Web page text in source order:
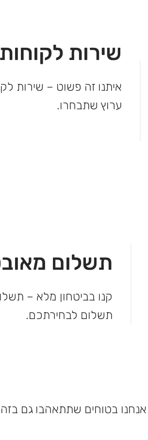
שירות לקוחות
איתנו זה פשוט – שירות
ערוץ שתבחרו.
תשלום
קנו בביטחון מלא –
תשלום לבחירתכם.